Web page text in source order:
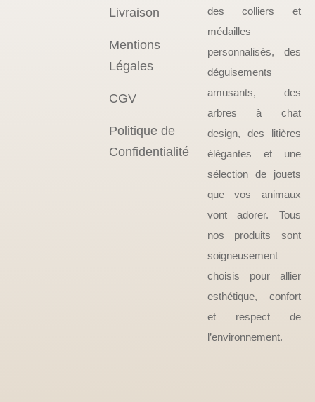
Livraison
Mentions
Légales
CGV
Politique de
Confidentialité
des colliers et
médailles
personnalisés, des
déguisements
amusants, des
arbres à chat
design, des litières
élégantes et une
sélection de jouets
que vos animaux
vont adorer. Tous
nos produits sont
soigneusement
choisis pour allier
esthétique, confort
et respect de
l’environnement.